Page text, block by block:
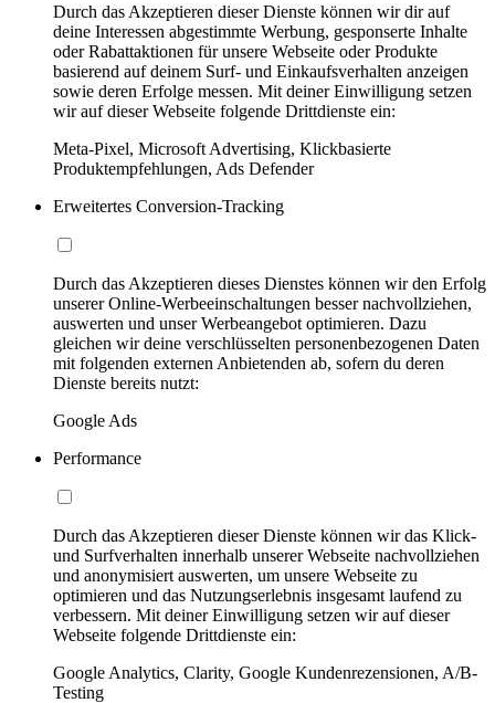
Durch das Akzeptieren dieser Dienste können wir dir auf
deine Interessen abgestimmte Werbung, gesponserte Inhalte
oder Rabattaktionen für unsere Webseite oder Produkte
basierend auf deinem Surf- und Einkaufsverhalten anzeigen
sowie deren Erfolge messen. Mit deiner Einwilligung setzen
wir auf dieser Webseite folgende Drittdienste ein:
Meta-Pixel, Microsoft Advertising, Klickbasierte
Produktempfehlungen, Ads Defender
Erweitertes Conversion-Tracking
Durch das Akzeptieren dieses Dienstes können wir den Erfolg
unserer Online-Werbeeinschaltungen besser nachvollziehen,
auswerten und unser Werbeangebot optimieren. Dazu
gleichen wir deine verschlüsselten personenbezogenen Daten
mit folgenden externen Anbietenden ab, sofern du deren
Dienste bereits nutzt:
Google Ads
Performance
Durch das Akzeptieren dieser Dienste können wir das Klick-
und Surfverhalten innerhalb unserer Webseite nachvollziehen
und anonymisiert auswerten, um unsere Webseite zu
optimieren und das Nutzungserlebnis insgesamt laufend zu
verbessern. Mit deiner Einwilligung setzen wir auf dieser
Webseite folgende Drittdienste ein:
Google Analytics, Clarity, Google Kundenrezensionen, A/B-
Testing